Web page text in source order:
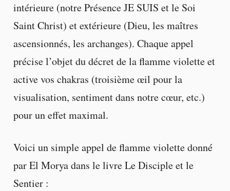
intérieure (notre Présence JE SUIS et le Soi
Saint Christ) et extérieure (Dieu, les maîtres
ascensionnés, les archanges). Chaque appel
précise l’objet du décret de la flamme violette et
active vos chakras (troisième œil pour la
visualisation, sentiment dans notre cœur, etc.)
pour un effet maximal.
Voici un simple appel de flamme violette donné
par El Morya dans le livre Le Disciple et le
Sentier :